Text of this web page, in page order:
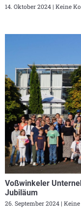
14. Oktober 2024 Keine
Voßwinkeler
Jubiläum
26. September 2024